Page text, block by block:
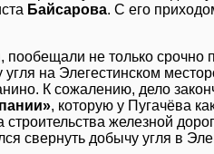
Байсарова. С его
не только срочно
на Элегестинском
К сожалению, дело
, которую у Пугачёва
железной
свернуть добычу угля в